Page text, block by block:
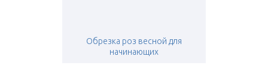
Обрезка роз весной для
начинающих